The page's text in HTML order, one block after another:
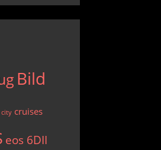
Bild
city cruises
eos 6DII